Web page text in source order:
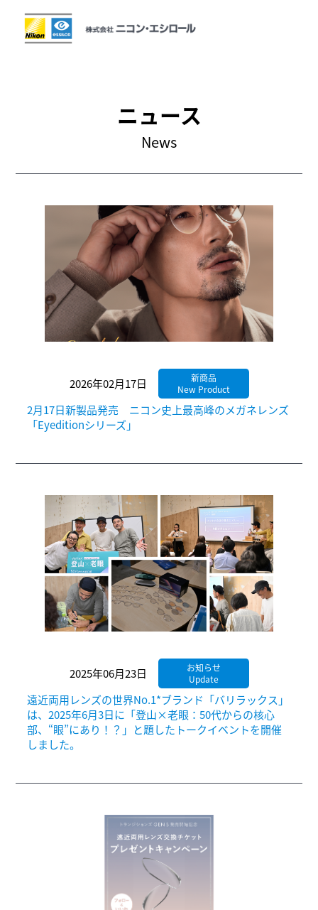
ニュース
採用に関する情報 Careers
お問い合わせ Contact
販売店様用ログイン
ESSILOR
ニュース
News
2026年02月17日
新商品
New Product
2月17日新製品発売 ニコン史上最高峰のメガネレンズ
「Eyeditionシリーズ」
2025年06月23日
お知らせ
Update
遠近両用レンズの世界No.1*ブランド「バリラックス」
は、2025年6月3日に「登山×老眼：50代からの核心
部、“眼”にあり！？」と題したトークイベントを開催
しました。